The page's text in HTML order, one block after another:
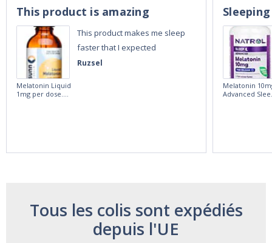
Ruzsel
This product is amazing
This product makes me sleep
faster that I expected
Melatonin Liquid
1mg per dose.
Melatonin
Advanced
Tous les colis sont expédiés
depuis l'UE